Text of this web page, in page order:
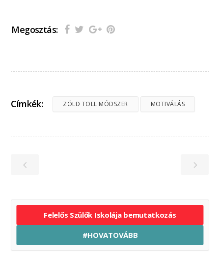
Megosztás:
Címkék: ZÖLD TOLL MÓDSZER MOTIVÁLÁS
Felelős Szülők Iskolája bemutatkozás
#HOVATOVÁBB